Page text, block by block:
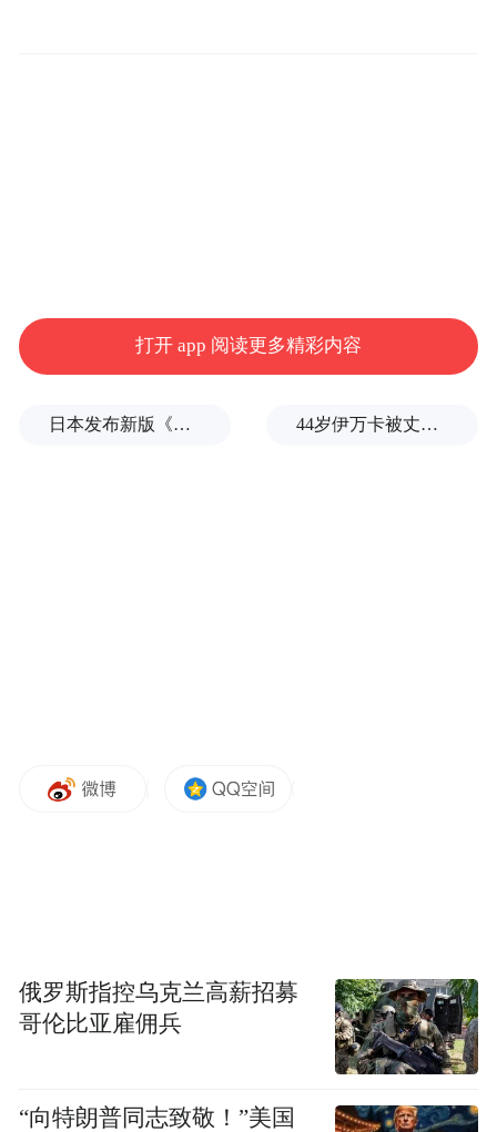
而队友 Winter 的蓝似乎更 “柔情似水”，她没
蓝色猫眼来搭配修长的杏仁甲型，模拟水波
现，曾经避之不及的冷调蓝，一跃成为夏日
打开 app 阅读更多精彩内容
日本发布新版《防卫白皮书》，俄罗斯强硬警告 44岁伊万卡被丈夫公主抱，冰岛旅行曝光，远离白宫的生活引发关注
俄罗斯指控乌克兰高薪招募
哥伦比亚雇佣兵
“向特朗普同志致敬！”美国